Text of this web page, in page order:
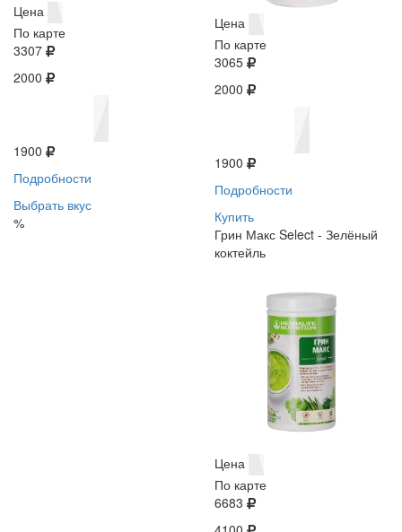
Цена
По карте
3307
2000
1900
Подробности
Выбрать вкус
%
Цена
По карте
3065
2000
1900
Подробности
Купить
Грин Макс Select - Зелёный
коктейль
Цена
По карте
6683